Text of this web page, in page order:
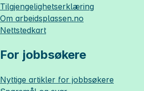
Tilgjengelighetserklæring
Om arbeidsplassen.no
Nettstedkart
For jobbsøkere
Nyttige artikler for jobbsøkere